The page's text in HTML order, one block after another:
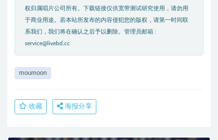
权归属唱片公司所有。下载链接仅供宽带测试研究使用，请勿用
于商业用途。若本站所发布的内容侵犯您的版权，请第一时间联
系我们，我们将在确认之后予以删除。管理员邮箱 :
service@livebd.cc
moumoon
收藏 海报分享